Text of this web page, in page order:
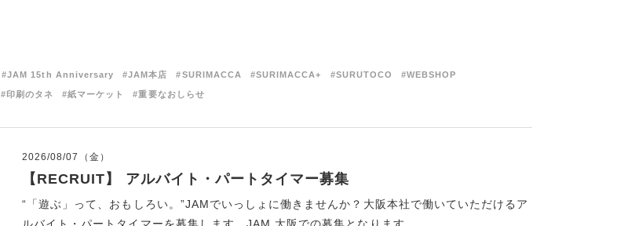
#JAM 15th Anniversary #JAM本店 #SURIMACCA #SURIMACCA+ #SURUTOCO #WEBSHOP
#印刷のタネ #紙マーケット #重要なおしらせ
2026/08/07（金）
【RECRUIT】 アルバイト・パートタイマー募集
“「遊ぶ」って、おもしろい。”JAMでいっしょに働きませんか？大阪本社で働いていただけるア
ルバイト・パートタイマーを募集します。JAM 大阪での募集となります。 ...